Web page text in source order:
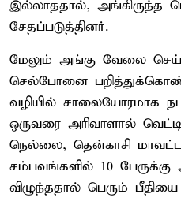
இல்லாததால், அங்கிருந்த
சேதப்படுத்தினர்.
மேலும் அங்கு வேலை
செல்போனை
வழியில் சாலையோரமாக
ஒருவரை அரிவாளால்
நெல்லை, தென்காசி
சம்பவங்களில் 10 பேருக்கு
விழுந்ததால் பெரும் பீதியை